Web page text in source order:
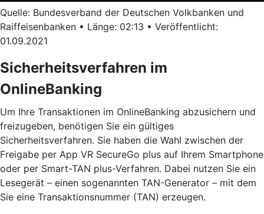
Quelle: Bundesverband der Deutschen Volkbanken und
Raiffeisenbanken • Länge: 02:13 • Veröffentlicht:
01.09.2021
Sicherheitsverfahren im
OnlineBanking
Um Ihre Transaktionen im OnlineBanking abzusichern und
freizugeben, benötigen Sie ein gültiges
Sicherheitsverfahren. Sie haben die Wahl zwischen der
Freigabe per App VR SecureGo plus auf Ihrem Smartphone
oder per Smart-TAN plus-Verfahren. Dabei nutzen Sie ein
Lesegerät – einen sogenannten TAN-Generator – mit dem
Sie eine Transaktionsnummer (TAN) erzeugen.